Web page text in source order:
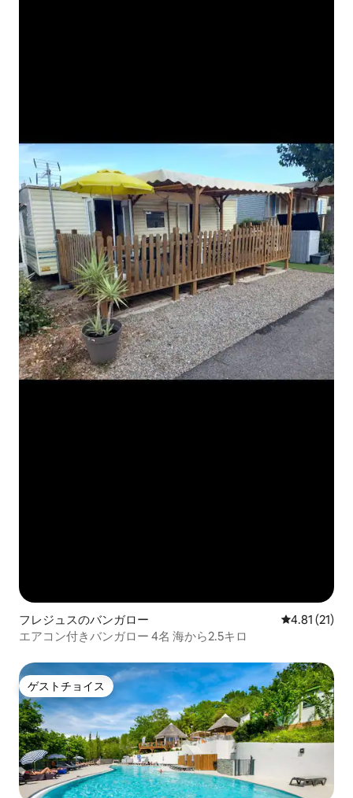
フレジュスのバンガロー レビュー21
4.81 (21)
エアコン付きバンガロー 4名 海から2.5キロ
ゲストチョイス
ゲストチョイス